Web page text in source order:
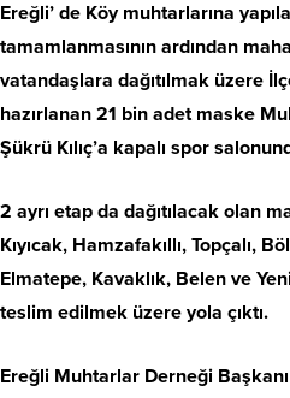
Ereğli’ de Köy muhtarlarına
tamamlanmasının ardından
vatandaşlara dağıtılmak üzere
hazırlanan 21 bin adet maske
Şükrü Kılıç’a kapalı spor
2 ayrı etap da dağıtılacak olan
Kıyıcak, Hamzafakıllı, Topçalı,
Elmatepe, Kavaklık, Belen ve
teslim edilmek üzere yola çıktı.
Ereğli Muhtarlar Derneği Başkanı